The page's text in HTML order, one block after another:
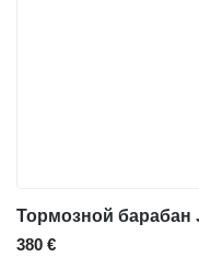
380 €